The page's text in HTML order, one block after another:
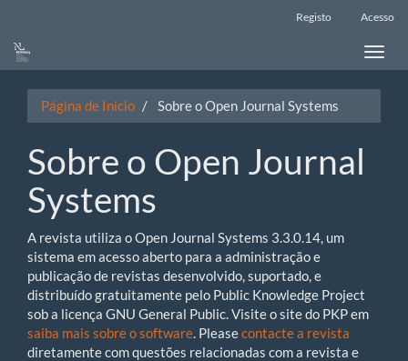
Registo Acesso
Toggle
Página de Início Sobre o Open Journal Systems
Sobre o Open Journal
Systems
A revista utiliza o Open Journal Systems 3.3.0.14, um
sistema em acesso aberto para a administração e
publicação de revistas desenvolvido, suportado, e
distribuído gratuitamente pelo Public Knowledge Project
sob a licença GNU General Public. Visite o site do PKP em
saiba mais sobre o software . Pleasecontacte a revista
diretamente com questões relacionadas com a revista e